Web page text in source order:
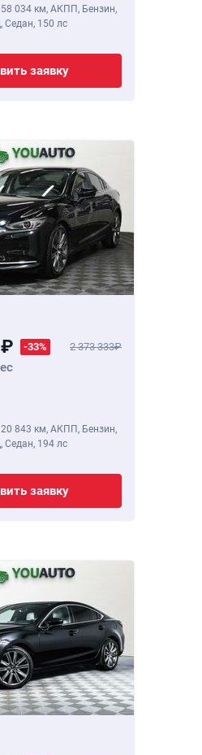
034 км, АКПП, Бензин,
Седан, 150 лс
заявку
-33% 2 373 333
843 км, АКПП, Бензин,
Седан, 194 лс
заявку